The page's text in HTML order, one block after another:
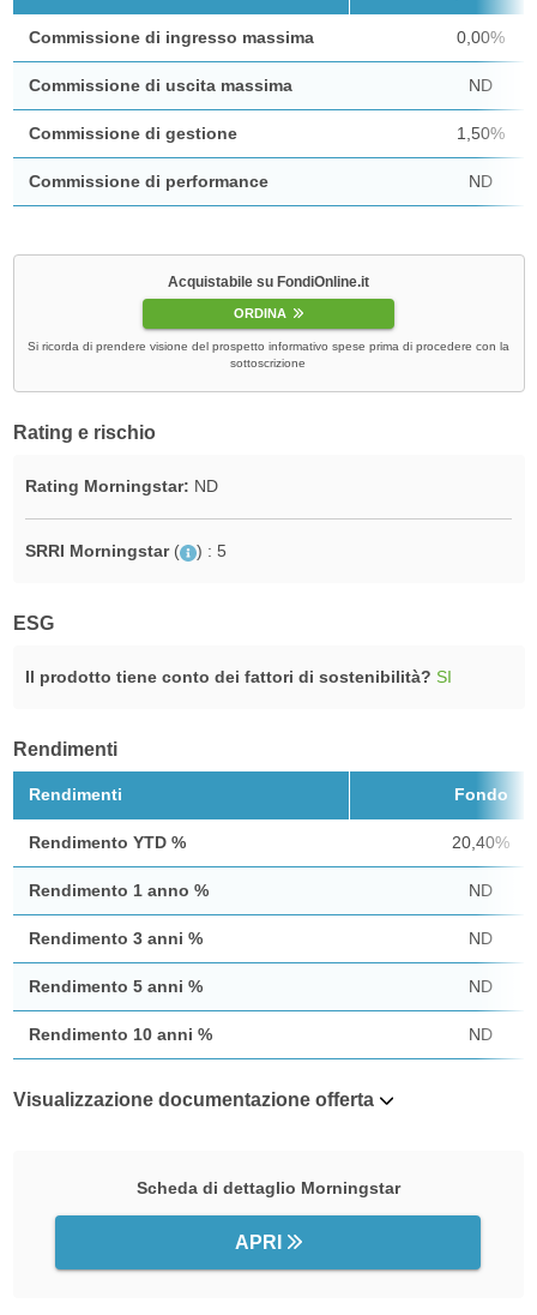
Commissione di ingresso massima 0,00%
Commissione di uscita massima ND
Commissione di gestione 1,50%
Commissione di performance ND
Acquistabile su FondiOnline.it
ORDINA
Si ricorda di prendere visione del prospetto informativo spese prima di procedere con la
sottoscrizione
Rating e rischio
Rating Morningstar: ND
SRRI Morningstar ( ) : 5
ESG
Il prodotto tiene conto dei fattori di sostenibilità? SI
Rendimenti
Rendimenti Fondo
Rendimento YTD % 20,40%
Rendimento 1 anno % ND
Rendimento 3 anni % ND
Rendimento 5 anni % ND
Rendimento 10 anni % ND
Visualizzazione documentazione offerta
Scheda di dettaglio Morningstar
APRI